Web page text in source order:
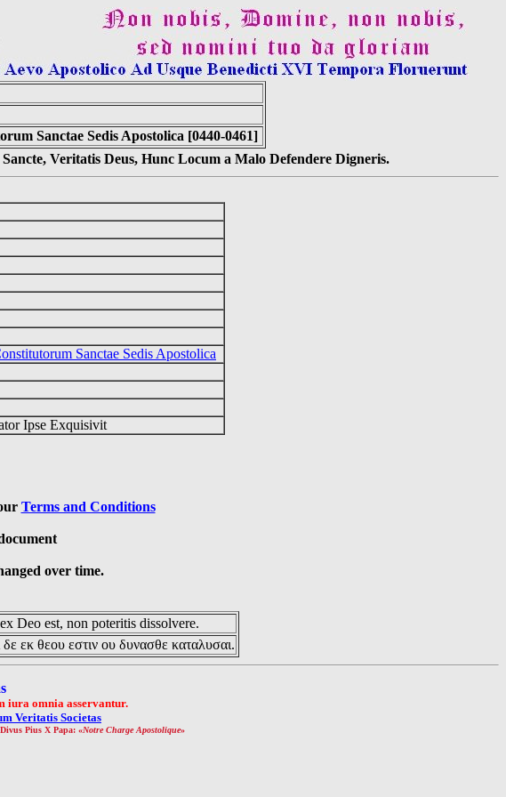
Sanctae Sedis Apostolica [0440-0461]
Veritatis Deus, Hunc Locum a Malo Defendere Digneris.
Sanctae Sedis Apostolica
Ipse Exquisivit
Terms and Conditions
over time.
Deo est, non poteritis dissolvere.
εκ θεου εστιν ου δυνασθε καταλυσαι.
iura omnia asservantur.
Veritatis Societas
Pius X Papa: «Notre Charge Apostolique»